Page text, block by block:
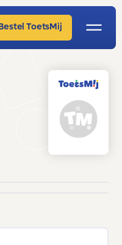
ToetsMij